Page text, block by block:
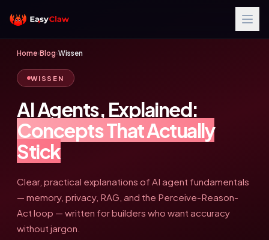
Home›Blog›Wissen
WISSEN
AI Agents, Explained:
Concepts That Actually
Stick
Clear, practical explanations of AI agent fundamentals
— memory, privacy, RAG, and the Perceive-Reason-
Act loop — written for builders who want accuracy
without jargon.